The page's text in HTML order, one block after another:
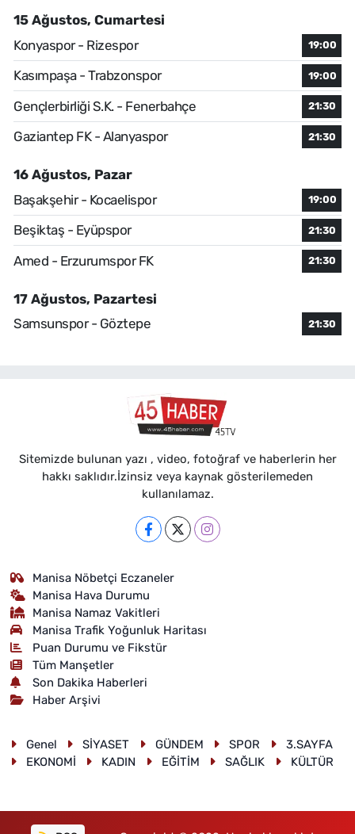
15 Ağustos, Cumartesi
Konyaspor - Rizespor
19:00
Kasımpaşa - Trabzonspor 19:00
Gençlerbirliği S.K. - Fenerbahçe 21:30
Gaziantep FK - Alanyaspor 21:30
16 Ağustos, Pazar
Başakşehir - Kocaelispor
19:00
Beşiktaş - Eyüpspor 21:30
Amed - Erzurumspor FK 21:30
17 Ağustos, Pazartesi
Samsunspor - Göztepe
21:30
Sitemizde bulunan yazı , video, fotoğraf ve haberlerin her
hakkı saklıdır.İzinsiz veya kaynak gösterilemeden
kullanılamaz.
Manisa Nöbetçi Eczaneler
Manisa Hava Durumu
Manisa Namaz Vakitleri
Manisa Trafik Yoğunluk Haritası
Puan Durumu ve Fikstür
Tüm Manşetler
Son Dakika Haberleri
Haber Arşivi
Genel SİYASET GÜNDEM SPOR
3.SAYFA
EKONOMİ
KADIN EĞİTİM SAĞLIK KÜLTÜR